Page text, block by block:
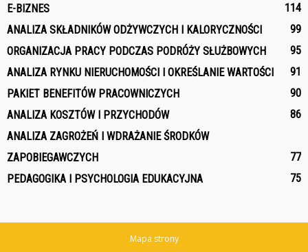
E-BIZNES
114
ANALIZA SKŁADNIKÓW ODŻYWCZYCH I KALORYCZNOŚCI
99
ORGANIZACJA PRACY PODCZAS PODRÓŻY SŁUŻBOWYCH
95
ANALIZA RYNKU NIERUCHOMOŚCI I OKREŚLANIE WARTOŚCI
91
PAKIET BENEFITÓW PRACOWNICZYCH
90
ANALIZA KOSZTÓW I PRZYCHODÓW
86
ANALIZA ZAGROŻEŃ I WDRAŻANIE ŚRODKÓW
ZAPOBIEGAWCZYCH
77
PEDAGOGIKA I PSYCHOLOGIA EDUKACYJNA
75
Mapa strony